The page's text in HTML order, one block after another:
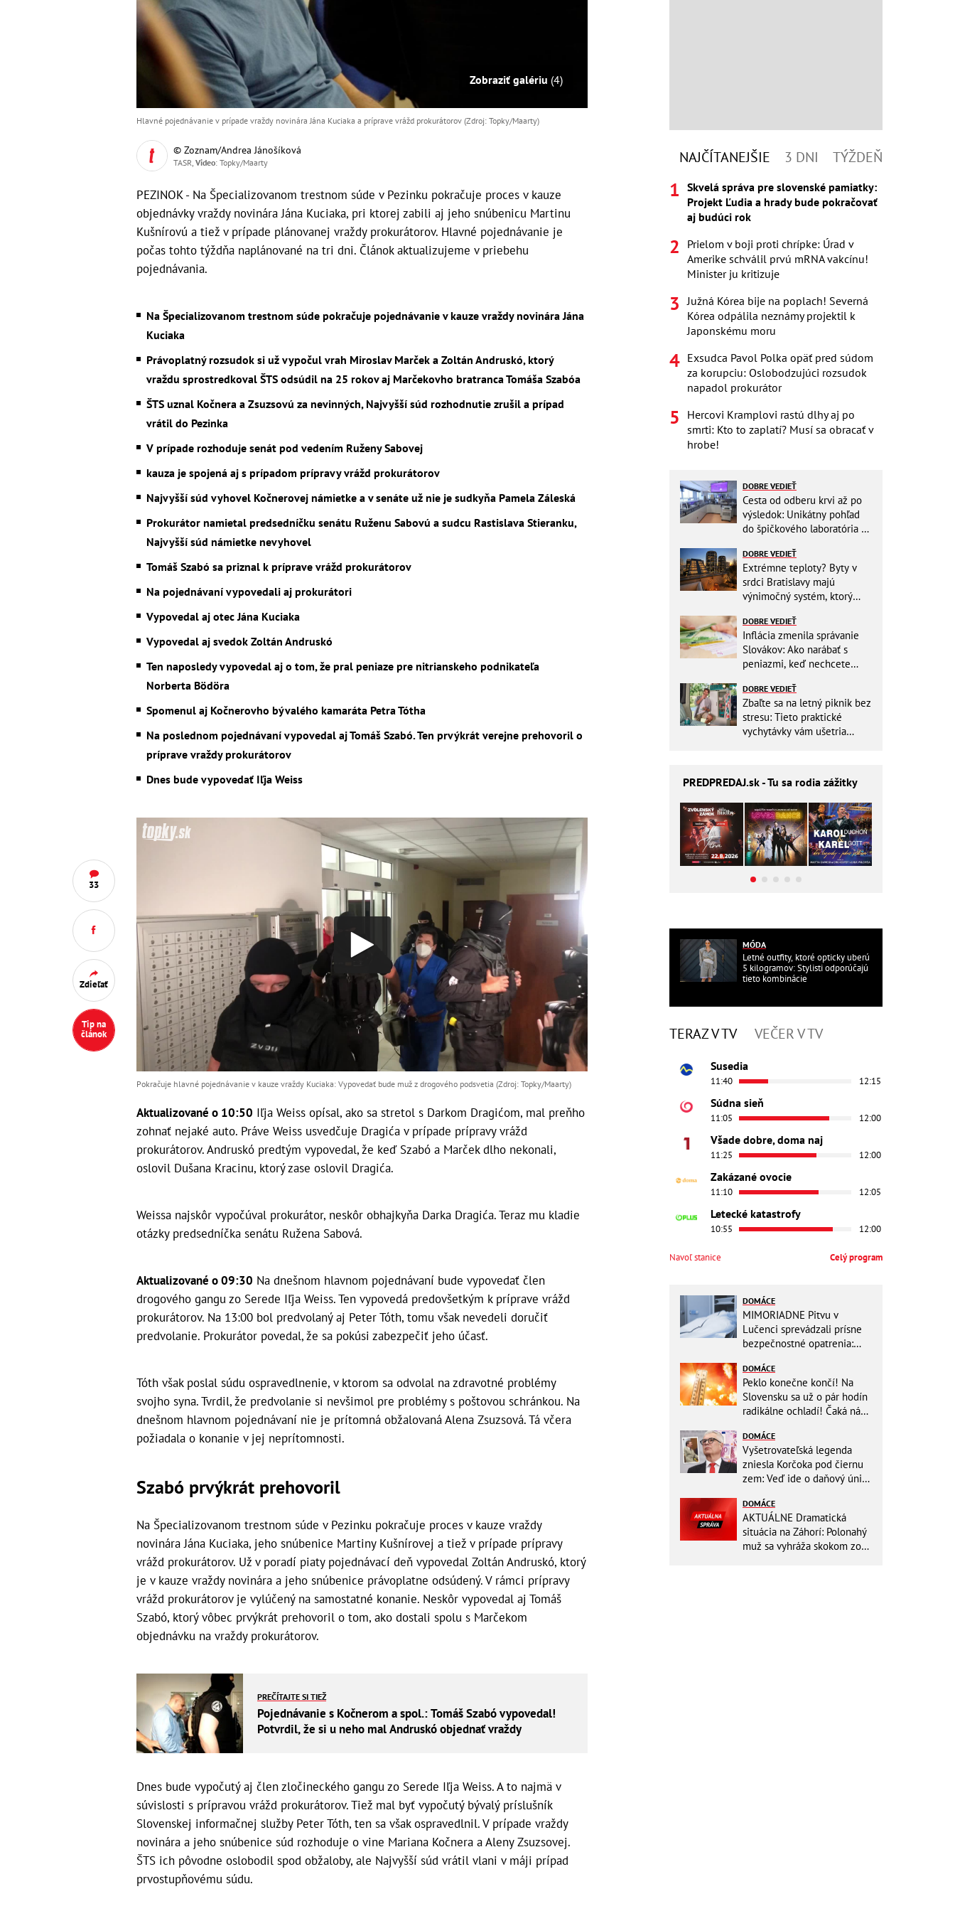
33
Zdieľať
Tip na
článok
Zobraziť galériu (4)
Hlavné pojednávanie v prípade vraždy novinára Jána Kuciaka a príprave vrážd prokurátorov (Zdroj: Topky/Maarty)
© Zoznam/Andrea Jánošíková
TASR, Video: Topky/Maarty
PEZINOK - Na Špecializovanom trestnom súde v Pezinku pokračuje proces v kauze
objednávky vraždy novinára Jána Kuciaka, pri ktorej zabili aj jeho snúbenicu Martinu
Kušnírovú a tiež v prípade plánovanej vraždy prokurátorov. Hlavné pojednávanie je
počas tohto týždňa naplánované na tri dni. Článok aktualizujeme v priebehu
pojednávania.
Na Špecializovanom trestnom súde pokračuje pojednávanie v kauze vraždy novinára Jána
Kuciaka
Právoplatný rozsudok si už vypočul vrah Miroslav Marček a Zoltán Andruskó, ktorý
vraždu sprostredkoval ŠTS odsúdil na 25 rokov aj Marčekovho bratranca Tomáša Szabóa
ŠTS uznal Kočnera a Zsuzsovú za nevinných, Najvyšší súd rozhodnutie zrušil a prípad
vrátil do Pezinka
V prípade rozhoduje senát pod vedením Ruženy Sabovej
kauza je spojená aj s prípadom prípravy vrážd prokurátorov
Najvyšší súd vyhovel Kočnerovej námietke a v senáte už nie je sudkyňa Pamela Záleská
Prokurátor namietal predsedníčku senátu Ruženu Sabovú a sudcu Rastislava Stieranku,
Najvyšší súd námietke nevyhovel
Tomáš Szabó sa priznal k príprave vrážd prokurátorov
Na pojednávaní vypovedali aj prokurátori
Vypovedal aj otec Jána Kuciaka
Vypovedal aj svedok Zoltán Andruskó
Ten naposledy vypovedal aj o tom, že pral peniaze pre nitrianskeho podnikateľa
Norberta Bödöra
Spomenul aj Kočnerovho bývalého kamaráta Petra Tótha
Na poslednom pojednávaní vypovedal aj Tomáš Szabó. Ten prvýkrát verejne prehovoril o
príprave vraždy prokurátorov
Dnes bude vypovedať Iľja Weiss
Pokračuje hlavné pojednávanie v kauze vraždy Kuciaka: Vypovedať bude muž z drogového podsvetia (Zdroj: Topky/Maarty)
Aktualizované o 10:50 Iľja Weiss opísal, ako sa stretol s Darkom Dragićom, mal preňho
zohnať nejaké auto. Práve Weiss usvedčuje Dragića v prípade prípravy vrážd
prokurátorov. Andruskó predtým vypovedal, že keď Szabó a Marček dlho nekonali,
oslovil Dušana Kracinu, ktorý zase oslovil Dragića.
Weissa najskôr vypočúval prokurátor, neskôr obhajkyňa Darka Dragića. Teraz mu kladie
otázky predsedníčka senátu Ružena Sabová.
Aktualizované o 09:30 Na dnešnom hlavnom pojednávaní bude vypovedať člen
drogového gangu zo Serede Iľja Weiss. Ten vypovedá predovšetkým k príprave vrážd
prokurátorov. Na 13:00 bol predvolaný aj Peter Tóth, tomu však nevedeli doručiť
predvolanie. Prokurátor povedal, že sa pokúsi zabezpečiť jeho účasť.
Tóth však poslal súdu ospravedlnenie, v ktorom sa odvolal na zdravotné problémy
svojho syna. Tvrdil, že predvolanie si nevšimol pre problémy s poštovou schránkou. Na
dnešnom hlavnom pojednávaní nie je prítomná obžalovaná Alena Zsuzsová. Tá včera
požiadala o konanie v jej neprítomnosti.
Szabó prvýkrát prehovoril
Na Špecializovanom trestnom súde v Pezinku pokračuje proces v kauze vraždy
novinára Jána Kuciaka, jeho snúbenice Martiny Kušnírovej a tiež v prípade prípravy
vrážd prokurátorov. Už v poradí piaty pojednávací deň vypovedal Zoltán Andruskó, ktorý
je v kauze vraždy novinára a jeho snúbenice právoplatne odsúdený. V rámci prípravy
vrážd prokurátorov je vylúčený na samostatné konanie. Neskôr vypovedal aj Tomáš
Szabó, ktorý vôbec prvýkrát prehovoril o tom, ako dostali spolu s Marčekom
objednávku na vraždy prokurátorov.
PREČÍTAJTE SI TIEŽ
Pojednávanie s Kočnerom a spol.: Tomáš Szabó vypovedal!
Potvrdil, že si u neho mal Andruskó objednať vraždy
Dnes bude vypočutý aj člen zločineckého gangu zo Serede Iľja Weiss. A to najmä v
súvislosti s prípravou vrážd prokurátorov. Tiež mal byť vypočutý bývalý príslušník
Slovenskej informačnej služby Peter Tóth, ten sa však ospravedlnil. V prípade vraždy
novinára a jeho snúbenice súd rozhoduje o vine Mariana Kočnera a Aleny Zsuzsovej.
ŠTS ich pôvodne oslobodil spod obžaloby, ale Najvyšší súd vrátil vlani v máji prípad
prvostupňovému súdu.
NAJČÍTANEJŠIE 3 DNI TÝŽDEŇ
Skvelá správa pre slovenské pamiatky:
Projekt Ľudia a hrady bude pokračovať
aj budúci rok
Prielom v boji proti chrípke: Úrad v
Amerike schválil prvú mRNA vakcínu!
Minister ju kritizuje
Južná Kórea bije na poplach! Severná
Kórea odpálila neznámy projektil k
Japonskému moru
Exsudca Pavol Polka opäť pred súdom
za korupciu: Oslobodzujúci rozsudok
napadol prokurátor
Hercovi Kramplovi rastú dlhy aj po
smrti: Kto to zaplatí? Musí sa obracať v
hrobe!
DOBRE VEDIEŤ
Cesta od odberu krvi až po
výsledok: Unikátny pohľad
do špičkového laboratória na
DOBRE VEDIEŤ
Extrémne teploty? Byty v
srdci Bratislavy majú
výnimočný systém, ktorý
DOBRE VEDIEŤ
Inflácia zmenila správanie
Slovákov: Ako narábať s
peniazmi, keď nechcete
DOBRE VEDIEŤ
Zbaľte sa na letný piknik bez
stresu: Tieto praktické
vychytávky vám ušetria
PREDPREDAJ.sk - Tu sa rodia zážitky
MÓDA
Letné outfity, ktoré opticky uberú
5 kilogramov: Stylisti odporúčajú
tieto kombinácie
TERAZ V TV VEČER V TV
Susedia
11:40 12:15
Súdna sieň
11:05 12:00
Všade dobre, doma naj
11:25 12:00
Zakázané ovocie
11:10 12:05
Letecké katastrofy
10:55 12:00
Navoľ stanice Celý program
DOMÁCE
MIMORIADNE Pitvu v
Lučenci sprevádzali prísne
bezpečnostné opatrenia:
DOMÁCE
Peklo konečne končí! Na
Slovensku sa už o pár hodín
radikálne ochladí! Čaká nás
DOMÁCE
Vyšetrovateľská legenda
zniesla Korčoka pod čiernu
zem: Veď ide o daňový únik
basou!
DOMÁCE
AKTUÁLNE Dramatická
situácia na Záhorí: Polonahý
muž sa vyhráža skokom zo